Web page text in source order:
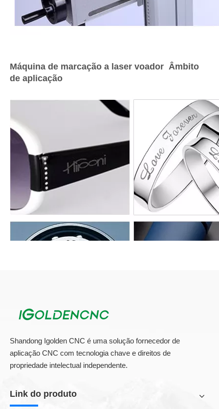
Máquina de marcação a laser voador Âmbito
de aplicação
Máquina
de CO2
Não-metal, tecido, couro, embalagem de madeira,
cerâmica, vidro
Shandong Igolden CNC é uma solução fornecedor de
aplicação CNC com tecnologia chave e direitos de
propriedade intelectual independente.
Link do produto